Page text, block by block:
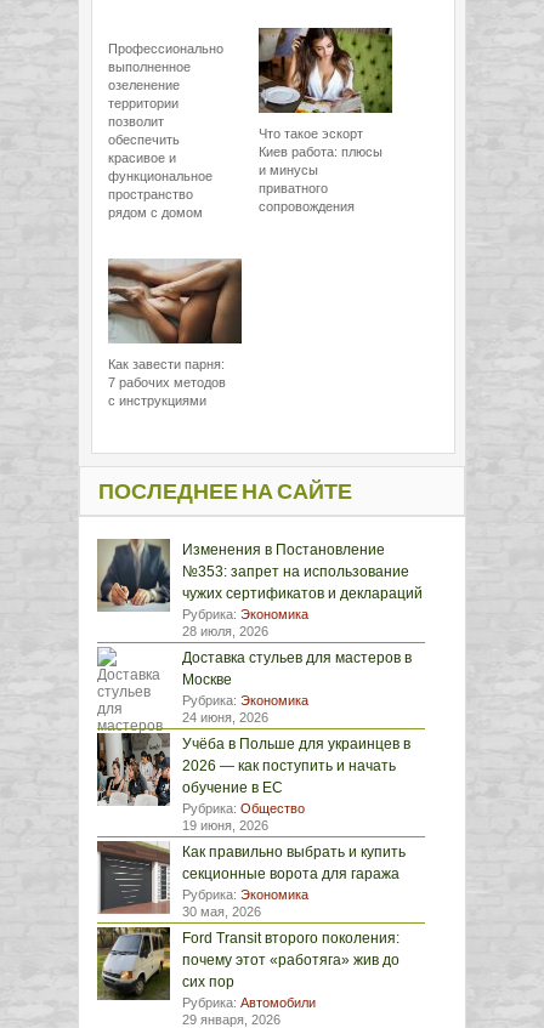
Профессионально
выполненное
озеленение
территории
позволит
обеспечить
красивое и
функциональное
пространство
рядом с домом
Что такое эскорт
Киев работа: плюсы
и минусы
приватного
сопровождения
Как завести парня:
7 рабочих методов
с инструкциями
ПОСЛЕДНЕЕ НА САЙТЕ
Изменения в Постановление
№353: запрет на использование
чужих сертификатов и деклараций
Рубрика: Экономика
28 июля, 2026
Доставка стульев для мастеров в
Москве
Рубрика: Экономика
24 июня, 2026
Учёба в Польше для украинцев в
2026 — как поступить и начать
обучение в ЕС
Рубрика: Общество
19 июня, 2026
Как правильно выбрать и купить
секционные ворота для гаража
Рубрика: Экономика
30 мая, 2026
Ford Transit второго поколения:
почему этот «работяга» жив до
сих пор
Рубрика: Автомобили
29 января, 2026